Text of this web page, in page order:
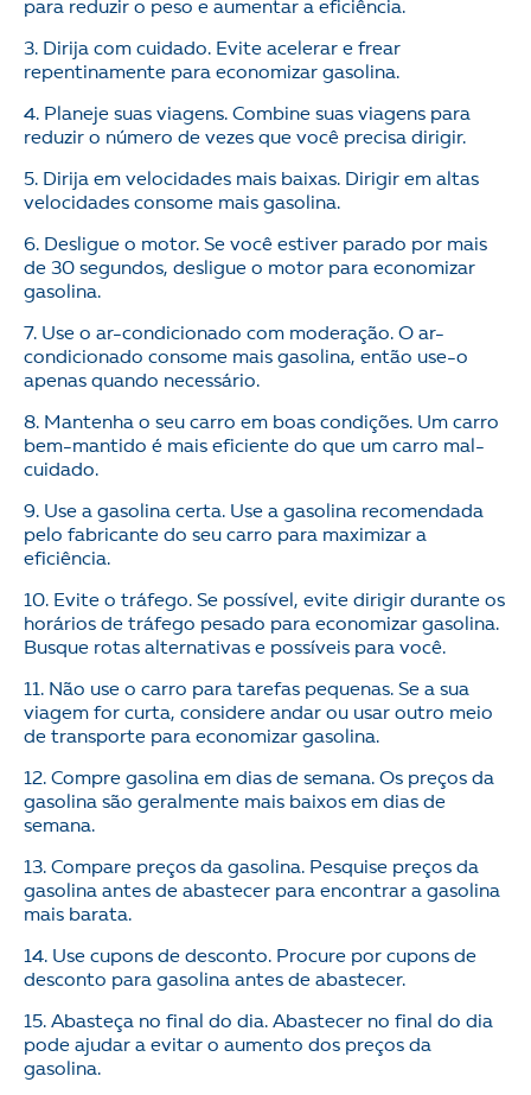
para reduzir o peso e aumentar a eficiência.
3. Dirija com cuidado. Evite acelerar e frear
repentinamente para economizar gasolina.
4. Planeje suas viagens. Combine suas viagens para
reduzir o número de vezes que você precisa dirigir.
5. Dirija em velocidades mais baixas. Dirigir em altas
velocidades consome mais gasolina.
6. Desligue o motor. Se você estiver parado por mais
de 30 segundos, desligue o motor para economizar
gasolina.
7. Use o ar-condicionado com moderação. O ar-
condicionado consome mais gasolina, então use-o
apenas quando necessário.
8. Mantenha o seu carro em boas condições. Um carro
bem-mantido é mais eficiente do que um carro mal-
cuidado.
9. Use a gasolina certa. Use a gasolina recomendada
pelo fabricante do seu carro para maximizar a
eficiência.
10. Evite o tráfego. Se possível, evite dirigir durante os
horários de tráfego pesado para economizar gasolina.
Busque rotas alternativas e possíveis para você.
11. Não use o carro para tarefas pequenas. Se a sua
viagem for curta, considere andar ou usar outro meio
de transporte para economizar gasolina.
12. Compre gasolina em dias de semana. Os preços da
gasolina são geralmente mais baixos em dias de
semana.
13. Compare preços da gasolina. Pesquise preços da
gasolina antes de abastecer para encontrar a gasolina
mais barata.
14. Use cupons de desconto. Procure por cupons de
desconto para gasolina antes de abastecer.
15. Abasteça no final do dia. Abastecer no final do dia
pode ajudar a evitar o aumento dos preços da
gasolina.